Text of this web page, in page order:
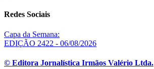
Redes Sociais
Capa da Semana:
EDIÇÃO 2422 - 06/08/2026
© Editora Jornalística Irmãos Valério Ltda.